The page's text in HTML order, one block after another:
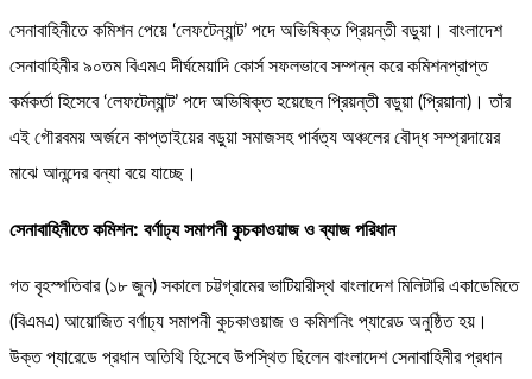
সেনাবাহিনীতে কমিশন পেয়ে ‘লেফটেন্যান্ট’ পদে অভিষিক্ত প্রিয়ন্তী বড়ুয়া। বাংলাদেশ
সেনাবাহিনীর ৯০তম বিএমএ দীর্ঘমেয়াদি কোর্স সফলভাবে সম্পন্ন করে কমিশনপ্রাপ্ত
কর্মকর্তা হিসেবে ‘লেফটেন্যান্ট’ পদে অভিষিক্ত হয়েছেন প্রিয়ন্তী বড়ুয়া (প্রিয়ানা)। তাঁর
এই গৌরবময় অর্জনে কাপ্তাইয়ের বড়ুয়া সমাজসহ পার্বত্য অঞ্চলের বৌদ্ধ সম্প্রদায়ের
মাঝে আনন্দের বন্যা বয়ে যাচ্ছে।
সেনাবাহিনীতে কমিশন: বর্ণাঢ্য সমাপনী কুচকাওয়াজ ও ব্যাজ পরিধান
গত বৃহস্পতিবার (১৮ জুন) সকালে চট্টগ্রামের ভাটিয়ারীস্থ বাংলাদেশ মিলিটারি একাডেমিতে
(বিএমএ) আয়োজিত বর্ণাঢ্য সমাপনী কুচকাওয়াজ ও কমিশনিং প্যারেড অনুষ্ঠিত হয়।
উক্ত প্যারেডে প্রধান অতিথি হিসেবে উপস্থিত ছিলেন বাংলাদেশ সেনাবাহিনীর প্রধান